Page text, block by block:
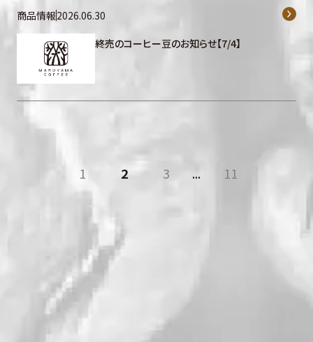
商品情報2026.06.30
終売のコーヒー豆のお知らせ【7/4】
1 2 3 ... 11